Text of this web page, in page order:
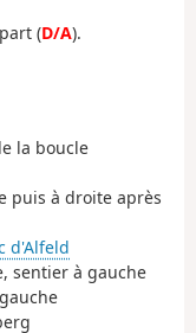
(D/A).
la boucle
puis à droite après
d'Alfeld
sentier à gauche